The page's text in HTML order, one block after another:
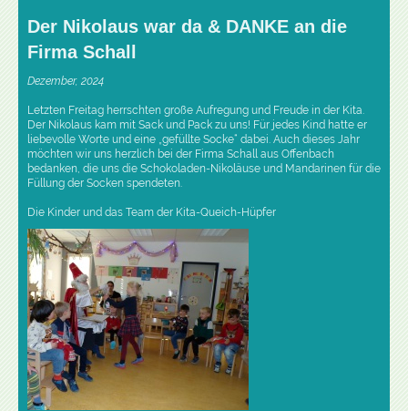
Der Nikolaus war da & DANKE an die
Firma Schall
Dezember, 2024
Letzten Freitag herrschten große Aufregung und Freude in der Kita.
Der Nikolaus kam mit Sack und Pack zu uns! Für jedes Kind hatte er
liebevolle Worte und eine „gefüllte Socke“ dabei. Auch dieses Jahr
möchten wir uns herzlich bei der Firma Schall aus Offenbach
bedanken, die uns die Schokoladen-Nikoläuse und Mandarinen für die
Füllung der Socken spendeten.
Die Kinder und das Team der Kita-Queich-Hüpfer